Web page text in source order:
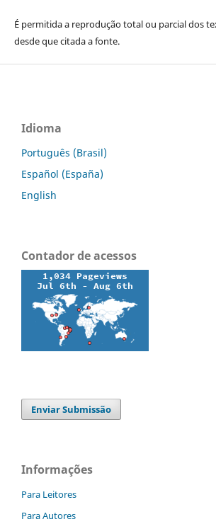
É permitida a reprodução total ou parcial dos
desde que citada a fonte.
Idioma
Português (Brasil)
Español (España)
English
Contador de acessos
Enviar Submissão
Informações
Para Leitores
Para Autores